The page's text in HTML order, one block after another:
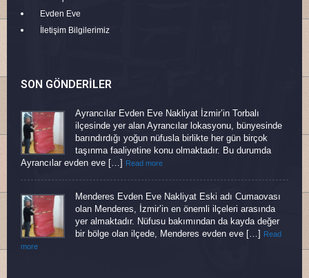
Evden Eve
İletişim Bilgilerimiz
SON GÖNDERILER
Ayrancılar Evden Eve Nakliyat İzmir’in Torbalı
ilçesinde yer alan Ayrancılar lokasyonu, bünyesinde
barındırdığı yoğun nüfusla birlikte her gün birçok
taşınma faaliyetine konu olmaktadır. Bu durumda
Ayrancılar evden eve […]
Read more
Menderes Evden Eve Nakliyat Eski adı Cumaovası
olan Menderes, İzmir’in en önemli ilçeleri arasında
yer almaktadır. Nüfusu bakımından da kayda değer
bir bölge olan ilçede, Menderes evden eve […]
Read
more